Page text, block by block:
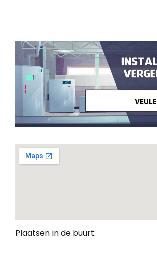
Plaatsen in de buurt: